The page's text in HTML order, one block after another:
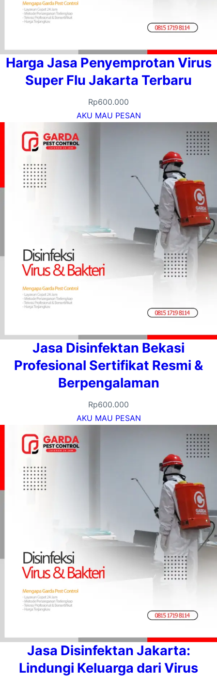
Harga Jasa Penyemprotan Virus
Super Flu Jakarta Terbaru
Rp600.000
AKU MAU PESAN
Jasa Disinfektan Bekasi
Profesional Sertifikat Resmi &
Berpengalaman
Rp600.000
AKU MAU PESAN
Jasa Disinfektan Jakarta:
Lindungi Keluarga dari Virus